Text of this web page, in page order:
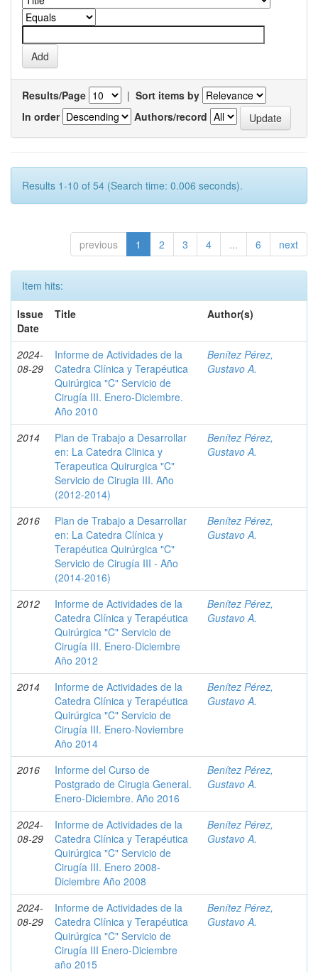
Results/Page | Sort items by
In order
Authors/record
Results 1-10 of 54 (Search time: 0.006 seconds).
previous 1 2 3 4 ... 6 next
Item hits:
Issue
Date
Title Author(s)
2024-
08-29
Informe de Actividades de la
Catedra Clínica y Terapéutica
Quirúrgica "C" Servicio de
Cirugía III. Enero-Diciembre.
Año 2010
Benítez Pérez,
Gustavo A.
2014
Plan de Trabajo a Desarrollar
en: La Catedra Clinica y
Terapeutica Quirurgica "C"
Servicio de Cirugia III. Año
(2012-2014)
Benítez Pérez,
Gustavo A.
2016
Plan de Trabajo a Desarrollar
en: La Catedra Clínica y
Terapéutica Quirúrgica "C"
Servicio de Cirugía III - Año
(2014-2016)
Benítez Pérez,
Gustavo A.
2012
Informe de Actividades de la
Catedra Clínica y Terapéutica
Quirúrgica "C" Servicio de
Cirugía III. Enero-Diciembre
Año 2012
Benítez Pérez,
Gustavo A.
2014
Informe de Actividades de la
Catedra Clínica y Terapéutica
Quirúrgica "C" Servicio de
Cirugía III. Enero-Noviembre
Año 2014
Benítez Pérez,
Gustavo A.
2016
Informe del Curso de
Postgrado de Cirugia General.
Enero-Diciembre. Año 2016
Benítez Pérez,
Gustavo A.
2024-
08-29
Informe de Actividades de la
Catedra Clínica y Terapéutica
Quirúrgica "C" Servicio de
Cirugía III. Enero 2008-
Diciembre Año 2008
Benítez Pérez,
Gustavo A.
2024-
08-29
Informe de Actividades de la
Catedra Clínica y Terapéutica
Quirúrgica "C" Servicio de
Cirugía III Enero-Diciembre
año 2015
Benítez Pérez,
Gustavo A.